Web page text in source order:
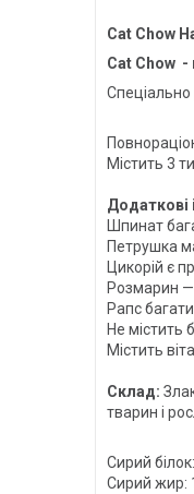
Cat Chow
Cat Chow -
Містить 3
Додаткові
Шпинат
Петрушка
Цикорій є
Розмарин
Рапс
Не містить
Містить
Склад:
тварин і
Сирий
Сирий жир: